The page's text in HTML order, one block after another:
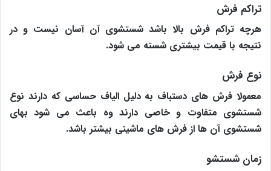
تراکم فرش
هرچه تراکم فرش بالا باشد شستشوی آن آسان نیست و در
نتیجه با قیمت بیشتری شسته می شود.
نوع فرش
معمولا فرش های دستباف به دلیل الیاف حساسی که دارند نوع
شستشوی متفاوت و خاصی دارند وه باعث می شود بهای
شستشوی آن ها از فرش های ماشینی بیشتر باشد.
زمان شستشو